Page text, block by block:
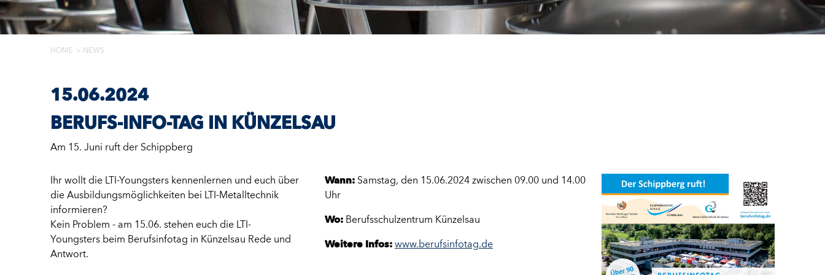
HOME NEWS
15.06.2024
BERUFS-INFO-TAG IN KÜNZELSAU
Am 15. Juni ruft der Schippberg
Ihr wollt die LTI-Youngsters kennenlernen und euch über
die Ausbildungsmöglichkeiten bei LTI-Metalltechnik
informieren?
Kein Problem - am 15.06. stehen euch die LTI-
Youngsters beim Berufsinfotag in Künzelsau Rede und
Antwort.
Wann: Samstag, den 15.06.2024 zwischen 09.00 und 14.00
Uhr
Wo: Berufsschulzentrum Künzelsau
Weitere Infos: www.berufsinfotag.de